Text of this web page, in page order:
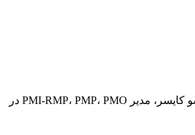
برای مثال دفتر مدیریت پروژه (PMO) شرکت نوکیا در بوینس آیرس آرژانتین، برای مدیران پروژه آموزش هایی برای افزایش سرعت گزارش نویسی پیشنهاد داد. آلفونسو کایسر، مدیر PMI-RMP، PMP، PMO در